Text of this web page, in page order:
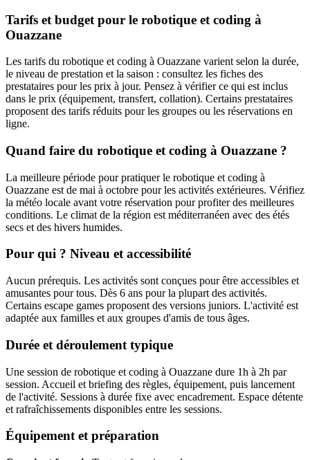
Tarifs et budget pour le robotique et coding à
Ouazzane
Les tarifs du robotique et coding à Ouazzane varient selon la durée,
le niveau de prestation et la saison : consultez les fiches des
prestataires pour les prix à jour. Pensez à vérifier ce qui est inclus
dans le prix (équipement, transfert, collation). Certains prestataires
proposent des tarifs réduits pour les groupes ou les réservations en
ligne.
Quand faire du robotique et coding à Ouazzane ?
La meilleure période pour pratiquer le robotique et coding à
Ouazzane est de mai à octobre pour les activités extérieures. Vérifiez
la météo locale avant votre réservation pour profiter des meilleures
conditions. Le climat de la région est méditerranéen avec des étés
secs et des hivers humides.
Pour qui ? Niveau et accessibilité
Aucun prérequis. Les activités sont conçues pour être accessibles et
amusantes pour tous. Dès 6 ans pour la plupart des activités.
Certains escape games proposent des versions juniors. L'activité est
adaptée aux familles et aux groupes d'amis de tous âges.
Durée et déroulement typique
Une session de robotique et coding à Ouazzane dure 1h à 2h par
session. Accueil et briefing des règles, équipement, puis lancement
de l'activité. Sessions à durée fixe avec encadrement. Espace détente
et rafraîchissements disponibles entre les sessions.
Équipement et préparation